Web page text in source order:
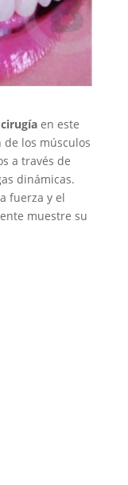
en este
de los músculos
a través de
dinámicas.
fuerza y el
muestre su